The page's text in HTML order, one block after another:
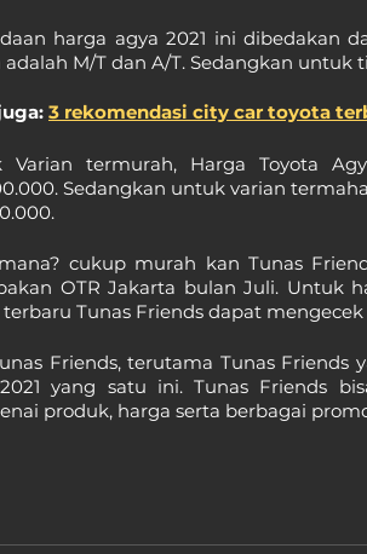
harga agya 2021 ini dibedakan
M/T dan A/T. Sedangkan untuk
3 rekomendasi city car toyota
Varian termurah, Harga Toyota
Sedangkan untuk varian
cukup murah kan Tunas
OTR Jakarta bulan Juli. Untuk
terbaru Tunas Friends dapat mengecek
Friends, terutama Tunas
yang satu ini. Tunas Friends
produk, harga serta berbagai